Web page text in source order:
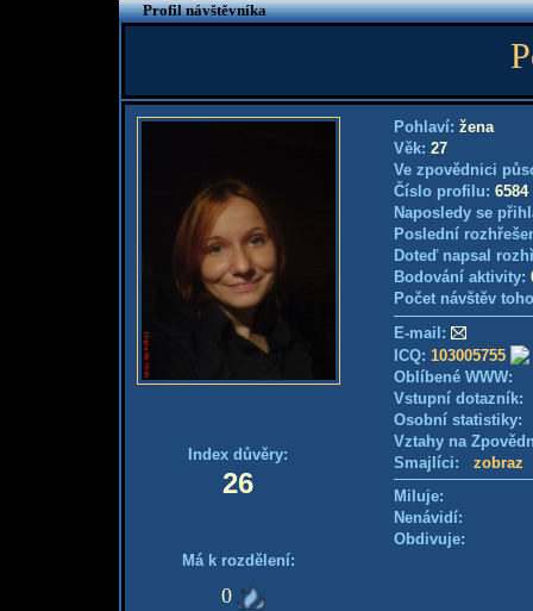
Profil návštěvníka
Index důvěry:
26
Má k rozdělení:
0
Pohlaví: žena
Věk: 27
Ve zpovědnici
Číslo profilu: 6584
Naposledy se
Poslední
Doteď napsal
Bodování aktivity:
Počet návštěv
E-mail:
ICQ: 103005755
Oblíbené WWW:
Vstupní
Osobní
Vztahy na
Smajlíci: zobraz
Miluje:
Nenávidí:
Obdivuje: